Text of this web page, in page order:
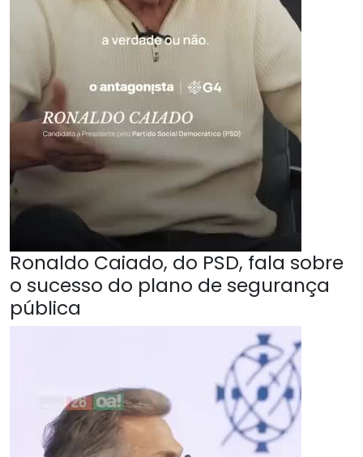
Ronaldo Caiado, do PSD, fala sobre
o sucesso do plano de segurança
pública